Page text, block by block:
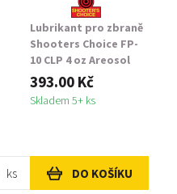
Lubrikant pro zbraně
Shooters Choice FP-
10 CLP 4 oz Areosol
393.00 Kč
Skladem 5+ ks
ks DO KOŠÍKU